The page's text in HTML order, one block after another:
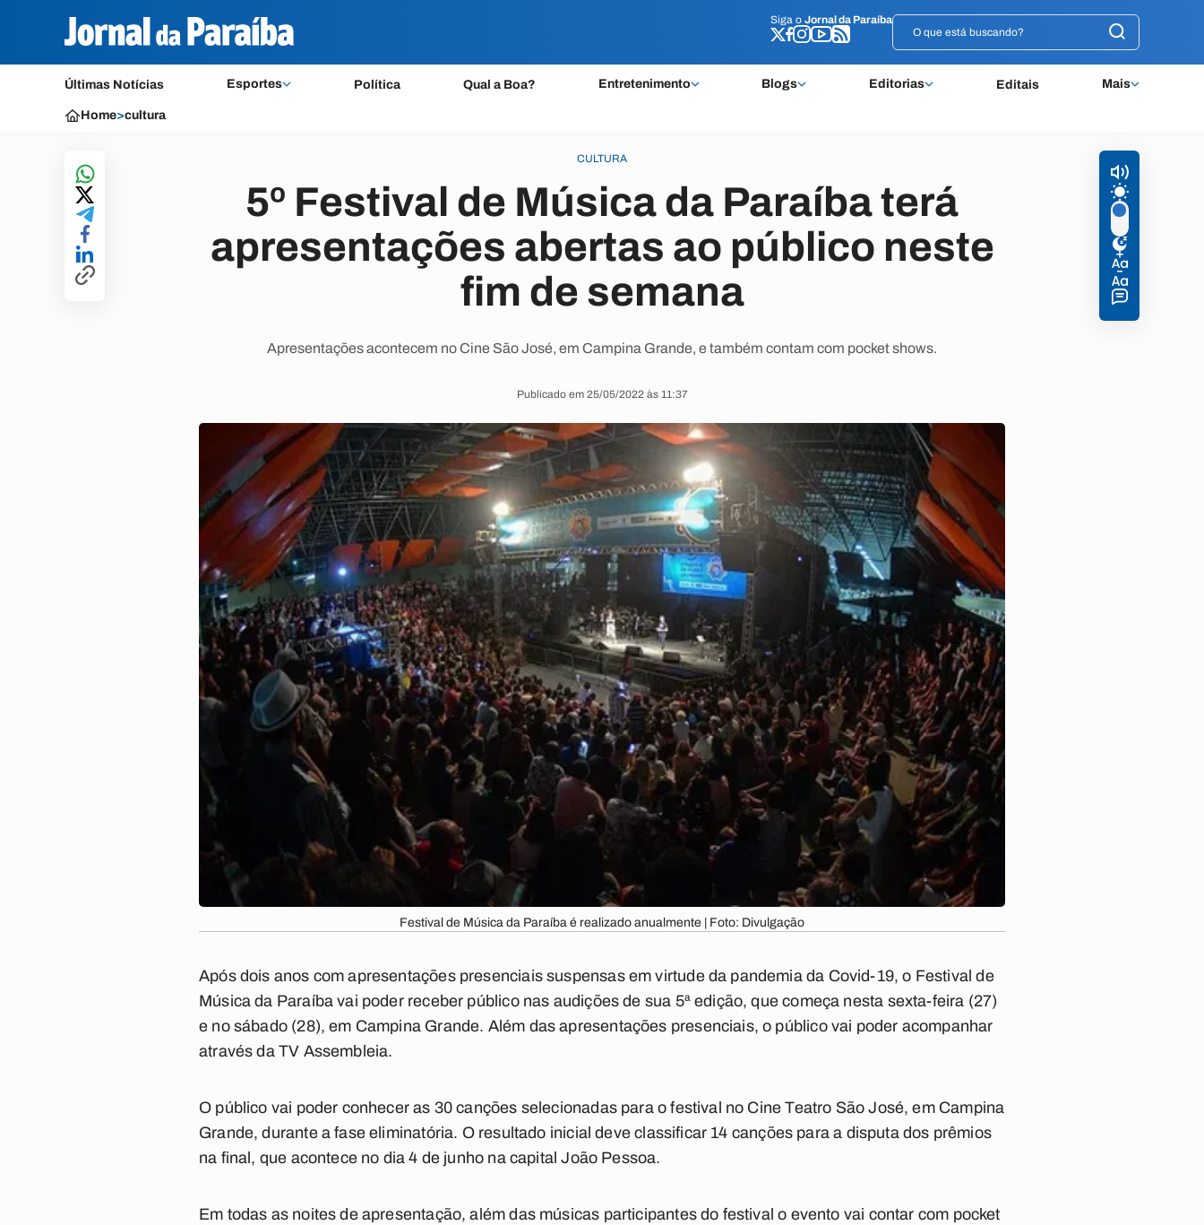
Siga o Jornal da Paraíba
Últimas Notícias Esportes Política Qual a Boa? Entretenimento Blogs Editorias Editais Mais
Siga o Jornal da Paraíba
Home>cultura
CULTURA
5º Festival de Música da Paraíba terá
apresentações abertas ao público neste
fim de semana
Apresentações acontecem no Cine São José, em Campina Grande, e também contam com pocket shows.
Publicado em 25/05/2022 às 11:37
Festival de Música da Paraíba é realizado anualmente | Foto: Divulgação
Após dois anos com apresentações presenciais suspensas em virtude da pandemia da Covid-19, o Festival de
Música da Paraíba vai poder receber público nas audições de sua 5ª edição, que começa nesta sexta-feira (27)
e no sábado (28), em Campina Grande. Além das apresentações presenciais, o público vai poder acompanhar
através da TV Assembleia.
O público vai poder conhecer as 30 canções selecionadas para o festival no Cine Teatro São José, em Campina
Grande, durante a fase eliminatória. O resultado inicial deve classificar 14 canções para a disputa dos prêmios
na final, que acontece no dia 4 de junho na capital João Pessoa.
Em todas as noites de apresentação, além das músicas participantes do festival o evento vai contar com pocket